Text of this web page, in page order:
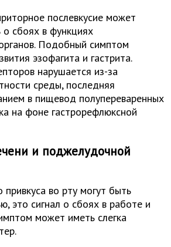
послевкусие может
о сбоях в функциях
Подобный симптом
эзофагита и гастрита.
нарушается из-за
среды, последняя
в пищевод полупереваренных
на фоне гастрорефлюксной
и поджелудочной
во рту могут быть
это сигнал о сбоях в работе и
может иметь слегка